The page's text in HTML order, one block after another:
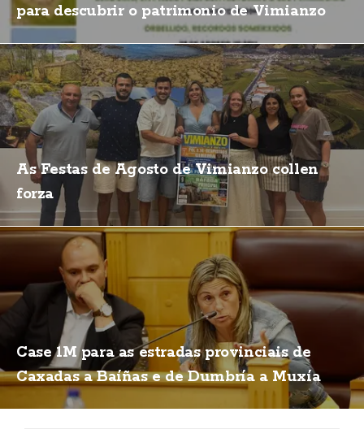
para descubrir o patrimonio de Vimianzo
As Festas de Agosto de Vimianzo collen
forza
Case 1M para as estradas provinciais de
Caxadas a Baíñas e de Dumbría a Muxía